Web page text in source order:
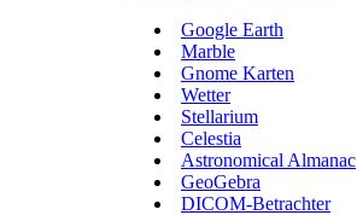
Google Earth
Marble
Gnome Karten
Wetter
Stellarium
Celestia
Astronomical Almanac
GeoGebra
DICOM-Betrachter